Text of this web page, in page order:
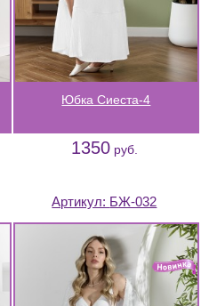
Юбка Сиеста-4
1350руб.
Артикул: БЖ-032